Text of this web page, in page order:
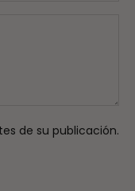
de su publicación.